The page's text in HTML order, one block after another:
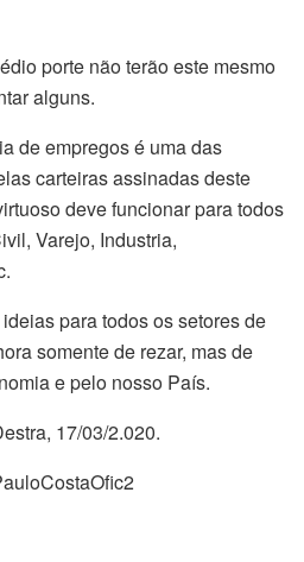
porte não terão este mesmo
alguns.
de empregos é uma das
carteiras assinadas deste
deve funcionar para todos
Varejo, Industria,
para todos os setores de
somente de rezar, mas de
e pelo nosso País.
17/03/2.020.